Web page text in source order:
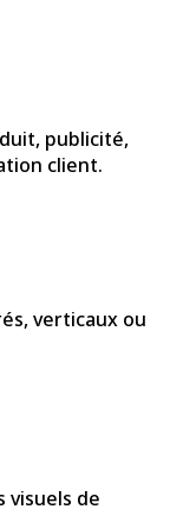
publicité,
client.
verticaux ou
visuels de